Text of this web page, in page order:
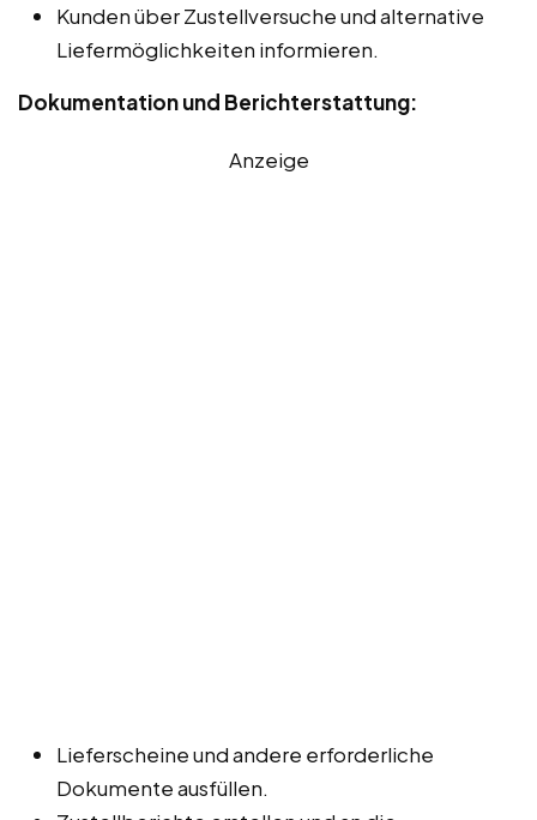
Kunden über Zustellversuche und alternative
Liefermöglichkeiten informieren.
Dokumentation und Berichterstattung:
Anzeige
Lieferscheine und andere erforderliche
Dokumente ausfüllen.